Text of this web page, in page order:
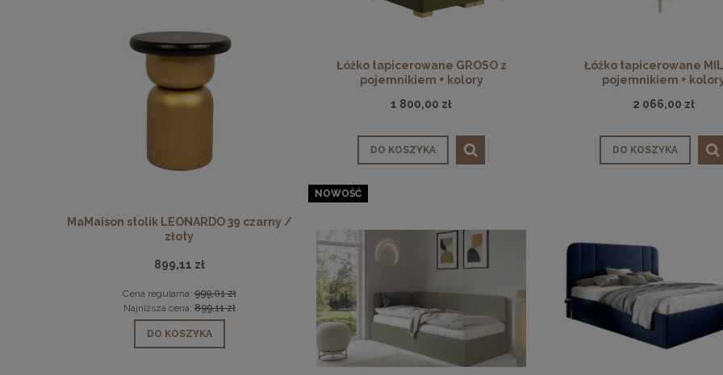
MaMaison stolik LEONARDO 39 czarny /
złoty
899,11 zł
Cena regularna:999,01 zł
Najniższa cena:899,11 zł
DO KOSZYKA
1 223,10 zł
Cena regularna:1 359,00 zł
Najniższa cena:1 359,00 zł
DO KOSZYKA
Cena regularna:2 198,99 zł
Najniższa cena:
2 198,99 zł
DO KOSZYKA
Łóżko tapicerowane GROSO z
pojemnikiem + kolory
1 800,00 zł
DO KOSZYKA
Łóżko tapicerowane
pojemnikiem +
2 066,00 zł
DO KOSZYKA
NOWOŚĆ